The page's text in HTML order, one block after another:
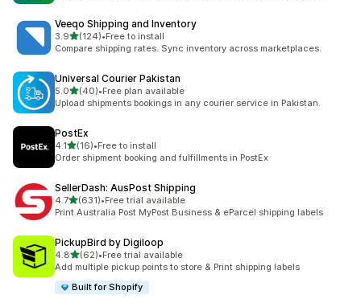
Veeqo Shipping and Inventory
3.9별 5개 중
(124)
총 리뷰 124개
•Free to install
Compare shipping rates. Sync inventory across marketplaces.
Universal Courier Pakistan
5.0별 5개 중
(40)
총 리뷰 40개
•Free plan available
Upload shipments bookings in any courier service in Pakistan.
PostEx
4.1별 5개 중
(16)
총 리뷰 16개
•Free to install
Order shipment booking and fulfillments in PostEx
SellerDash: AusPost Shipping
4.7별 5개 중
(631)
총 리뷰 631개
•Free trial available
Print Australia Post MyPost Business & eParcel shipping labels
PickupBird by Digiloop
4.8별 5개 중
(62)
총 리뷰 62개
•Free trial available
Add multiple pickup points to store & Print shipping labels
Built for Shopify